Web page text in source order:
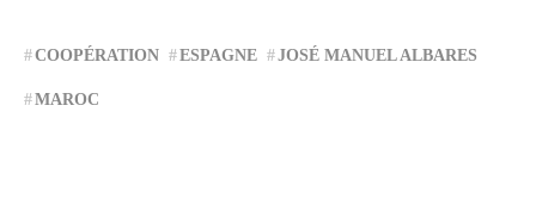
COOPÉRATION ESPAGNE JOSÉ MANUEL ALBARES
MAROC